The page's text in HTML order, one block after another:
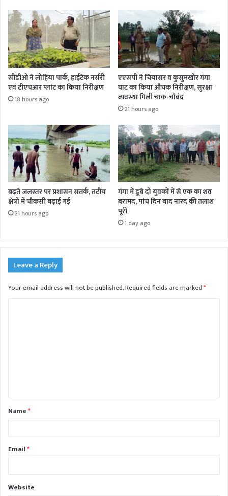
सीडीओ ने लोहिया पार्क, हाईटेक नर्सरी
एवं टीएचआर प्लांट का किया निरीक्षण
18 hours ago
एएसपी ने चियासर व कुसुमखोर गंगा
घाट का किया औचक निरीक्षण, सुरक्षा
व्यवस्था मिली चाक-चौबंद
21 hours ago
बढ़ते जलस्तर पर प्रशासन सतर्क, तटीय
क्षेत्रों में चौकसी बढ़ाई गई
21 hours ago
गंगा में डूबे दो युवकों में से एक का शव
बरामद, पांच दिन बाद नारद की तलाश
पूरी
1 day ago
Leave a Reply
Your email address will not be published.Required fields are marked*
t
*Name*
Email*
Website